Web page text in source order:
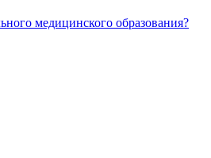
медицинского образования?